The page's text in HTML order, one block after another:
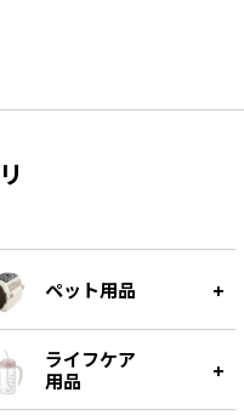
ヤ素材で大満足の噛みごた
す。
ペット用品
ライフケア
用品